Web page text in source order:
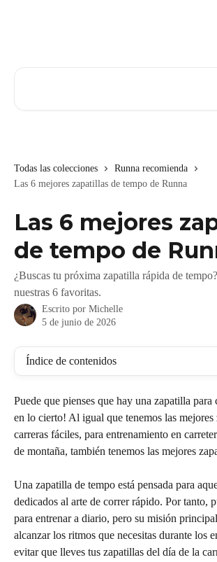
Todas las colecciones
Runna recomienda
Las 6 mejores zapatillas de tempo de Runna
Las 6 mejores
de tempo de
¿Buscas tu próxima zapatilla rápida de
nuestras 6 favoritas.
Escrito por Michelle
5 de junio de 2026
Índice de contenidos
Puede que pienses que hay una zapatilla para
en lo cierto! Al igual que tenemos las mejores
carreras fáciles, para entrenamiento en
de montaña, también tenemos las mejores
Una zapatilla de tempo está pensada para
dedicados al arte de correr rápido. Por tanto,
para entrenar a diario, pero su misión
alcanzar los ritmos que necesitas durante los
evitar que lleves tus zapatillas del día de la